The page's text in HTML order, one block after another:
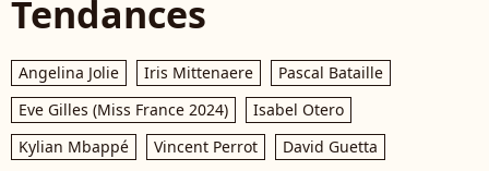
Tendances
Angelina Jolie Iris Mittenaere
Pascal Bataille
Eve Gilles (Miss France 2024)
Isabel Otero
Kylian Mbappé
Vincent Perrot David Guetta